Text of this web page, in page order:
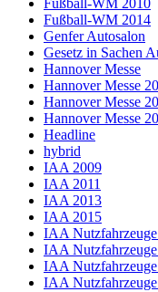
Fußball-WM 2014
Genfer Autosalon
Gesetz in Sachen
Hannover Messe
Hannover Messe
Hannover Messe
Hannover Messe
Headline
hybrid
IAA 2009
IAA 2011
IAA 2013
IAA 2015
IAA
IAA
IAA
IAA